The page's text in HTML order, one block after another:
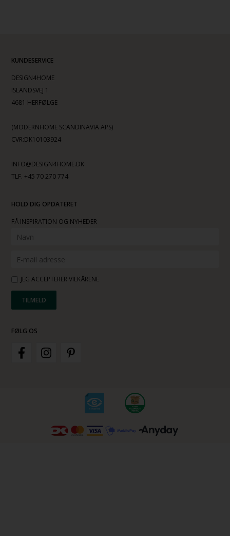
KUNDESERVICE
DESIGN4HOME
ISLANDSVEJ 1
4681 HERFØLGE
(MODERNHOME SCANDINAVIA APS)
CVR:DK10103924
INFO@DESIGN4HOME.DK
TLF. +45 70 270 774
HOLD DIG OPDATERET
FÅ INSPIRATION OG NYHEDER
JEG ACCEPTERER VILKÅRENE
FØLG OS